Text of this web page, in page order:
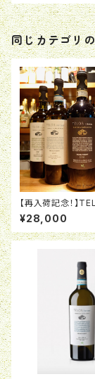
同じカテゴリ
【再入荷記念！】
べフルセット
¥28,000